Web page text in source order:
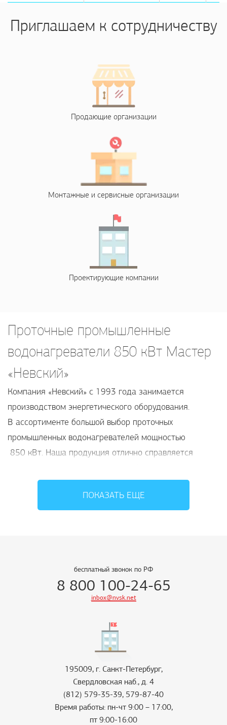
Приглашаем к сотрудничеству
Продающие организации
Монтажные и сервисные организации
Проектирующие компании
Проточные промышленные
водонагреватели 850 кВт Мастер
«Невский»
Компания «Невский» с 1993 года занимается
производством энергетического оборудования.
В ассортименте большой выбор проточных
промышленных водонагревателей мощностью
850 кВт. Наша продукция отлично справляется
промышленности, медицинских и образовательных
учреждений. Электрические водонагреватели Мастер
успешно используются в гостиницах, санаториях,
Преимущества проточных
промышленных водонагревателей
компании «Невский»
Оборудование отличается высокими эффективностью,
качеством и безопасностью в эксплуатации.
Безаварийную работу водонагревателя обеспечивает
надежная защита:
Термовыключатель, срабатывающий при
ПОКАЗАТЬ ЕЩЕ
бесплатный звонок по РФ
8 800 100-24-65
inbox@nvsk.net
195009, г. Санкт-Петербург,
Свердловская наб., д. 4
(812) 579-35-39, 579-87-40
Время работы: пн-чт 9:00 – 17:00,
пт 9:00-16:00